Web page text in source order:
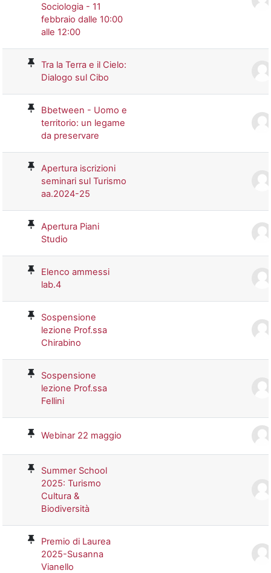
Sociologia - 11
febbraio dalle 10:00
alle 12:00
Tra la Terra e il Cielo:
Dialogo sul Cibo
Bbetween - Uomo e
territorio: un legame
da preservare
Apertura iscrizioni
seminari sul Turismo
aa.2024-25
Apertura Piani
Studio
Elenco ammessi
lab.4
Sospensione
lezione Prof.ssa
Chirabino
Sospensione
lezione Prof.ssa
Fellini
Webinar 22 maggio
Summer School
2025: Turismo
Cultura &
Biodiversità
Premio di Laurea
2025-Susanna
Vianello